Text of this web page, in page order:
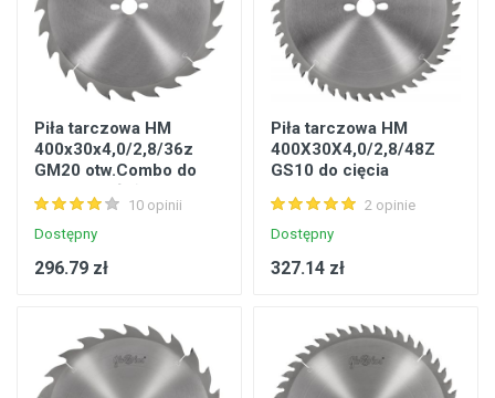
Piła tarczowa HM
400x30x4,0/2,8/36z
GM20 otw.Combo do
cięcia wzdłużnego
drewna
10 opinii
Dostępny
296.79 zł
Piła tarczowa HM
400X30X4,0/2,8/48Z
GS10 do cięcia
litego
2 opinie
Dostępny
327.14 zł